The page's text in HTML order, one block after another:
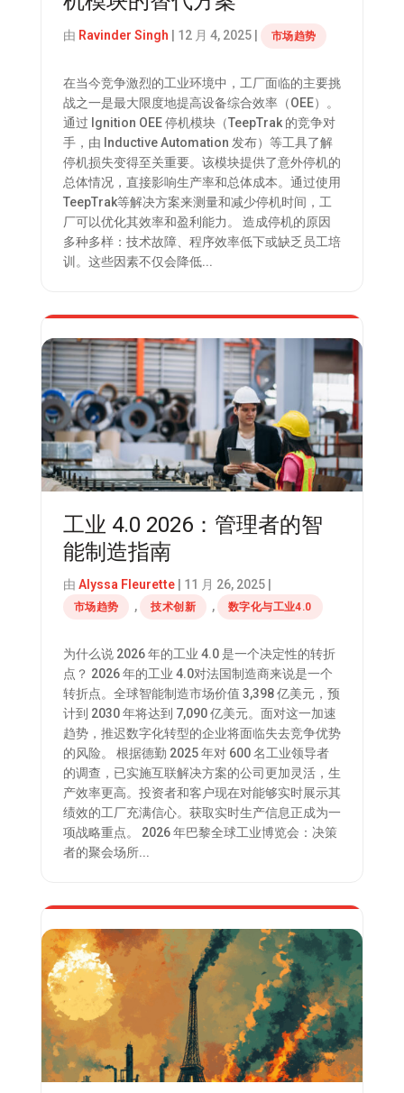
由 Ravinder Singh 12 月 4, 2025| 市场趋势
在当今竞争激烈的工业环境中，工厂面临的主要挑
战之一是最大限度地提高设备综合效率（OEE）。
通过 Ignition OEE 停机模块（TeepTrak 的竞争对
手，由 Inductive Automation 发布）等工具了解
停机损失变得至关重要。该模块提供了意外停机的
总体情况，直接影响生产率和总体成本。通过使用
TeepTrak等解决方案来测量和减少停机时间，工
厂可以优化其效率和盈利能力。 造成停机的原因
多种多样：技术故障、程序效率低下或缺乏员工培
训。这些因素不仅会降低...
工业 4.0 2026：管理者的智
能制造指南
由 Alyssa Fleurette| 11 月 26, 2025|
市场趋势 , 技术创新 , 数字化与工业4.0
为什么说 2026 年的工业 4.0 是一个决定性的转折
点？ 2026 年的工业 4.0对法国制造商来说是一个
转折点。全球智能制造市场价值 3,398 亿美元，预
计到 2030 年将达到 7,090 亿美元。面对这一加速
趋势，推迟数字化转型的企业将面临失去竞争优势
的风险。 根据德勤 2025 年对 600 名工业领导者
的调查，已实施互联解决方案的公司更加灵活，生
产效率更高。投资者和客户现在对能够实时展示其
绩效的工厂充满信心。获取实时生产信息正成为一
项战略重点。 2026 年巴黎全球工业博览会：决策
者的聚会场所...